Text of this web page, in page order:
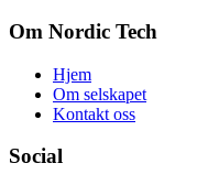
Om Nordic Tech
Hjem
Om selskapet
Kontakt oss
Social